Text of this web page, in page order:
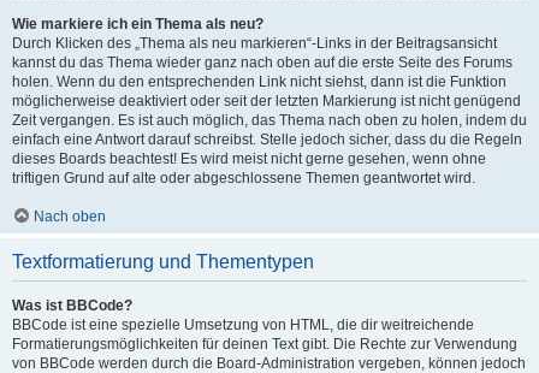
Wie markiere ich ein Thema als neu?
Durch Klicken des „Thema als neu markieren“-Links in der Beitragsansicht
kannst du das Thema wieder ganz nach oben auf die erste Seite des Forums
holen. Wenn du den entsprechenden Link nicht siehst, dann ist die Funktion
möglicherweise deaktiviert oder seit der letzten Markierung ist nicht genügend
Zeit vergangen. Es ist auch möglich, das Thema nach oben zu holen, indem du
einfach eine Antwort darauf schreibst. Stelle jedoch sicher, dass du die Regeln
dieses Boards beachtest! Es wird meist nicht gerne gesehen, wenn ohne
triftigen Grund auf alte oder abgeschlossene Themen geantwortet wird.
Nach oben
Textformatierung und Thementypen
Was ist BBCode?
BBCode ist eine spezielle Umsetzung von HTML, die dir weitreichende
Formatierungsmöglichkeiten für deinen Text gibt. Die Rechte zur Verwendung
von BBCode werden durch die Board-Administration vergeben, können jedoch